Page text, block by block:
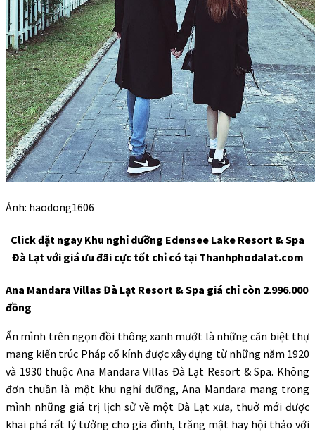
Ảnh: haodong1606
Click đặt ngay Khu nghỉ dưỡng Edensee Lake Resort & Spa
Đà Lạt với giá ưu đãi cực tốt chỉ có tại Thanhphodalat.com
Ana Mandara Villas Đà Lạt Resort & Spa giá chỉ còn 2.996.000
đồng
Ẩn mình trên ngọn đồi thông xanh mướt là những căn biệt thự
mang kiến trúc Pháp cổ kính được xây dựng từ những năm 1920
và 1930 thuộc Ana Mandara Villas Đà Lạt Resort & Spa. Không
đơn thuần là một khu nghỉ dưỡng, Ana Mandara mang trong
mình những giá trị lịch sử về một Đà Lạt xưa, thuở mới được
khai phá rất lý tưởng cho gia đình, trăng mật hay hội thảo với